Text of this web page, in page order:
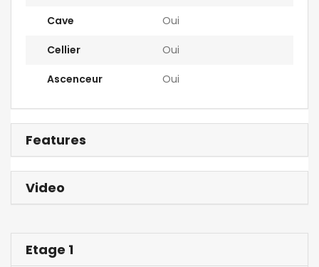
Cave Oui
Cellier Oui
Ascenceur Oui
Features
Video
Etage 1